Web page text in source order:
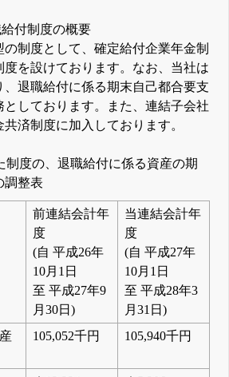
付制度の概要
制度として、確定給付企業年金制
度を設けております。なお、当社は
退職給付に係る期末自己都合要支
しております。また、連結子会社
済制度に加入しております。
制度の、退職給付に係る資産の期
調整表
前連結会計年
度
(自 平成26年
10月1日
至 平成27年9
月30日)
当連結会計年
度
(自 平成27年
10月1日
至 平成28年3
月31日)
105,052千円 105,940千円